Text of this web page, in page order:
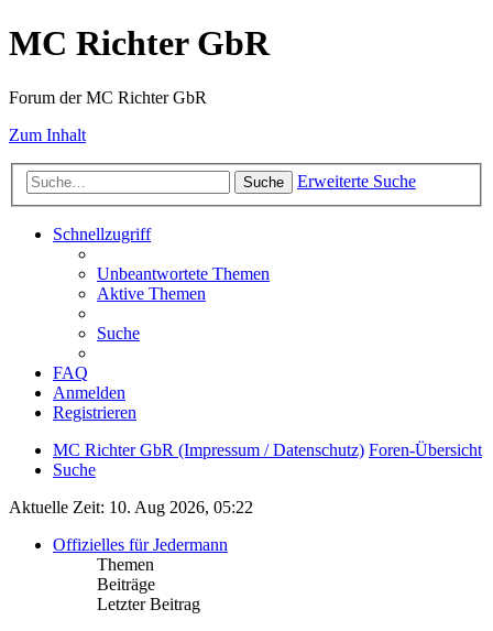
MC Richter GbR
Forum der MC Richter GbR
Zum Inhalt
Suche Erweiterte Suche
Schnellzugriff
Unbeantwortete Themen
Aktive Themen
Suche
FAQ
Anmelden
Registrieren
MC Richter GbR (Impressum / Datenschutz) Foren-Übersicht
Suche
Aktuelle Zeit: 10. Aug 2026, 05:22
Offizielles für Jedermann
Themen
Beiträge
Letzter Beitrag